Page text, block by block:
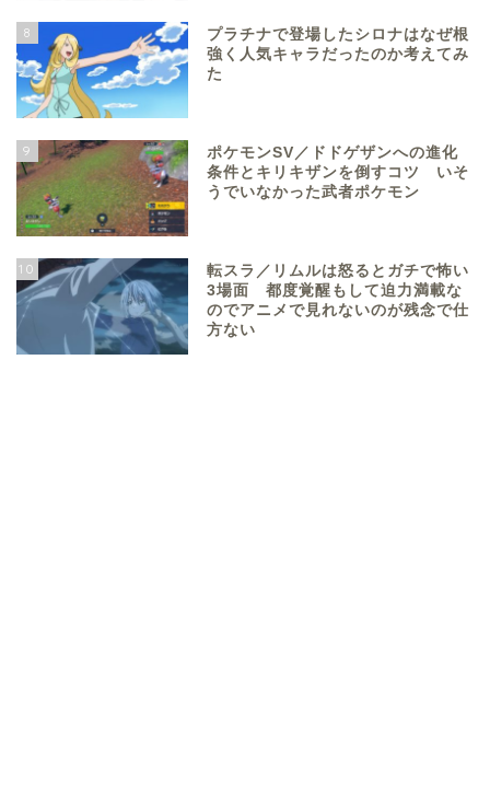
8
プラチナで登場したシロナはなぜ根
強く人気キャラだったのか考えてみ
た
9
ポケモンSV／ドドゲザンへの進化
条件とキリキザンを倒すコツ いそ
うでいなかった武者ポケモン
10
転スラ／リムルは怒るとガチで怖い
3場面 都度覚醒もして迫力満載な
のでアニメで見れないのが残念で仕
方ない